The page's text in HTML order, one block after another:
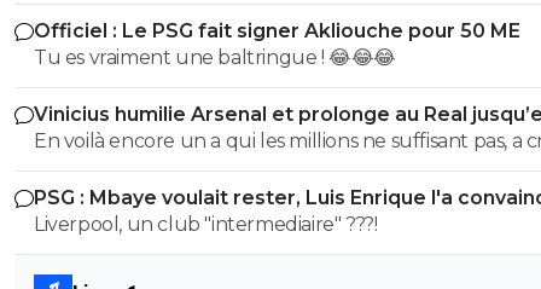
Officiel : Le PSG fait signer Akliouche pour 50 ME
Tu es vraiment une baltringue ! 😂😂😂
Vinicius humilie Arsenal et prolonge au Real
2032
En voilà encore un a qui les millions ne suffisant pas, a
sur son club pour en récupérer quelques uns de
mec pareil me pue au nez...Reste au Réal et continue
pourrir le vestiaire !
PSG : Mbaye voulait rester, Luis Enrique l'a
Liverpool, un club "intermediaire" ???!